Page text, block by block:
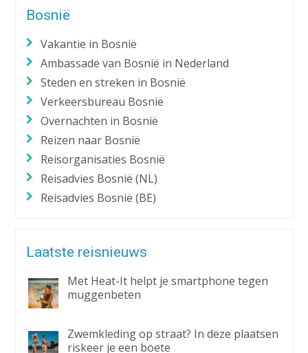
Bosnië
Vakantie in Bosnië
Ambassade van Bosnië in Nederland
Steden en streken in Bosnië
Verkeersbureau Bosnië
Overnachten in Bosnië
Reizen naar Bosnië
Reisorganisaties Bosnië
Reisadvies Bosnië (NL)
Reisadvies Bosnië (BE)
Laatste reisnieuws
Met Heat-It helpt je smartphone tegen
muggenbeten
Zwemkleding op straat? In deze plaatsen
riskeer je een boete